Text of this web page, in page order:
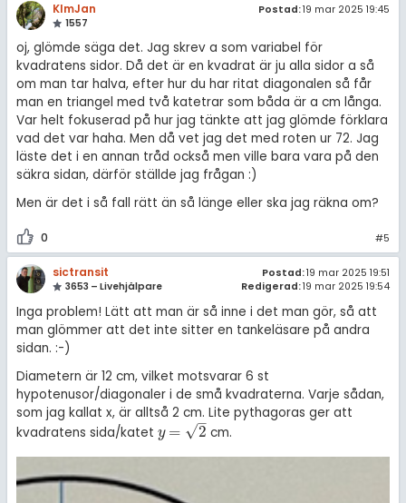
KlmJan
1557
Postad:19 mar 2025 19:45
oj, glömde säga det. Jag skrev a som variabel för
kvadratens sidor. Då det är en kvadrat är ju alla sidor a så
om man tar halva, efter hur du har ritat diagonalen så får
man en triangel med två katetrar som båda är a cm långa.
Var helt fokuserad på hur jag tänkte att jag glömde förklara
vad det var haha. Men då vet jag det med roten ur 72. Jag
läste det i en annan tråd också men ville bara vara på den
säkra sidan, därför ställde jag frågan :)
Men är det i så fall rätt än så länge eller ska jag räkna om?
0 #5
sictransit
3653 – Livehjälpare
Postad:19 mar 2025 19:51
Redigerad:19 mar 2025 19:54
Inga problem! Lätt att man är så inne i det man gör, så att
man glömmer att det inte sitter en tankeläsare på andra
sidan. :-)
Diametern är 12 cm, vilket motsvarar 6 st
hypotenusor/diagonaler i de små kvadraterna. Varje sådan,
som jag kallat x, är alltså 2 cm. Lite pythagoras ger att
kvadratens sida/katet y = 2
–
√
y=2 cm.